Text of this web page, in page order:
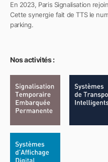
En 2023, Paris Signalisation
Cette synergie fait de TTS le
parking.
Nos activités :